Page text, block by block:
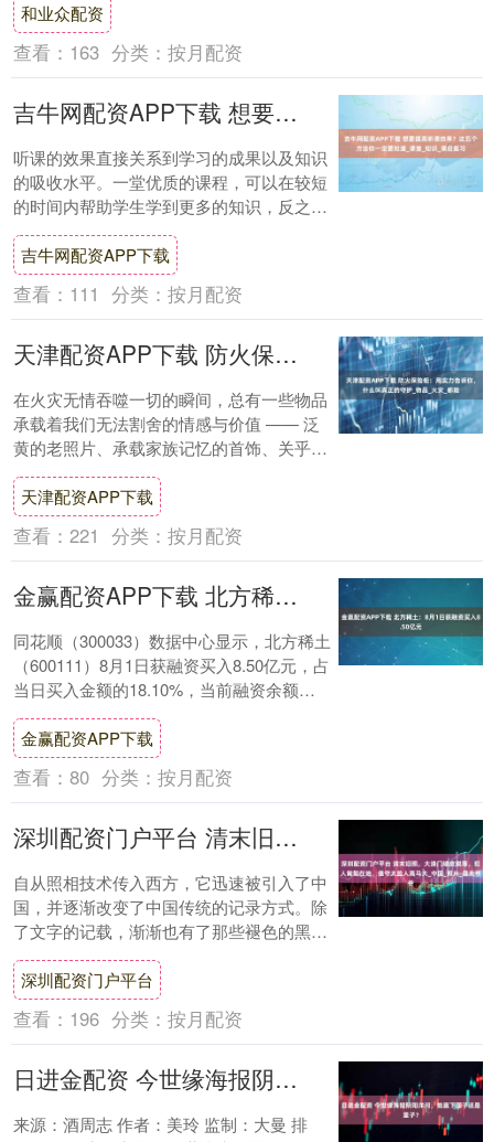
和业众配资
查看： 163 分类： 按月配资
吉牛网配资APP下载 想要提高听课效率？这五个方法你一定要知道_课堂_知识_课后复习
听课的效果直接关系到学习的成果以及知识
的吸收水平。一堂优质的课程，可以在较短
的时间内帮助学生学到更多的知识，反之，
效率低下的听课往往会导致付出与收获不成
比例。下....
吉牛网配资APP下载
查看： 111 分类： 按月配资
天津配资APP下载 防火保险柜：用实力告诉你，什么叫真正的守护_物品_火灾_都能
在火灾无情吞噬一切的瞬间，总有一些物品
承载着我们无法割舍的情感与价值 —— 泛
黄的老照片、承载家族记忆的首饰、关乎生
计的合同文件，亦或是辛苦积攒的贵重财
物。当灾....
天津配资APP下载
查看： 221 分类： 按月配资
金赢配资APP下载 北方稀土：8月1日获融资买入8.50亿元
同花顺（300033）数据中心显示，北方稀土
（600111）8月1日获融资买入8.50亿元，占
当日买入金额的18.10%，当前融资余额
52.00亿元，占流通市值....
金赢配资APP下载
查看： 80 分类： 按月配资
深圳配资门户平台 清末旧照，大清门墙皮脱落，犯人匍匐在地，值守太监人高马大_中国_照片_县太爷
自从照相技术传入西方，它迅速被引入了中
国，并逐渐改变了中国传统的记录方式。除
了文字的记载，渐渐也有了那些褪色的黑白
照片，记录着那个时代的点滴。超过百年前
的中国，....
深圳配资门户平台
查看： 196 分类： 按月配资
日进金配资 今世缘海报阴阳洋河，能赢下面子还是里子？
来源：酒周志 作者：美玲 监制：大曼 排